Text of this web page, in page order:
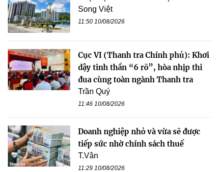
Song Việt
11:50 10/08/2026
Cục VI (Thanh tra Chính phủ): Khơi
dậy tinh thần “6 rõ”, hòa nhịp thi
đua cùng toàn ngành Thanh tra
Trần Quý
11:46 10/08/2026
Doanh nghiệp nhỏ và vừa sẽ được
tiếp sức nhờ chính sách thuế
T.Vân
11:29 10/08/2026